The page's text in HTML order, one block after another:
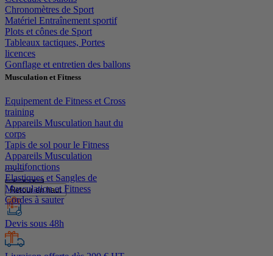
Chronomètres de Sport
Matériel Entraînement sportif
Plots et cônes de Sport
Tableaux tactiques, Portes
licences
Gonflage et entretien des ballons
Musculation et Fitness
Equipement de Fitness et Cross
training
Appareils Musculation haut du
corps
Tapis de sol pour le Fitness
Appareils Musculation
multifonctions
Elastiques et Sangles de
Musculation et Fitness
Cordes à sauter
Retour en haut
Devis sous 48h